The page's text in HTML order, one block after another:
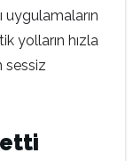
uygulamaların
yolların hızla
sessiz